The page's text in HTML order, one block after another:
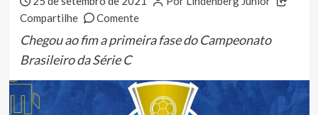
Compartilhe
Comente
Chegou ao fim a primeira fase do Campeonato
Brasileiro da Série C